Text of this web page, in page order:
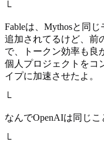
└
Fableは、Mythosと同
追加されてるけど、前
で、トークン効率も良
個人プロジェクトをコ
イプに加速させたよ。
└
なんでOpenAIは同じ
└